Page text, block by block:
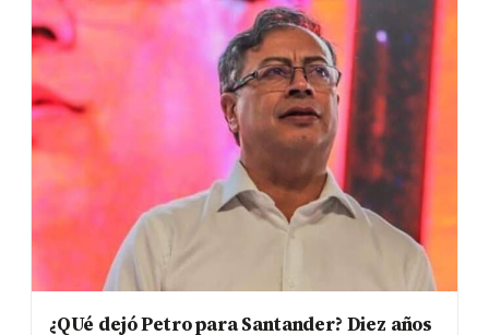
¿QUé dejó Petro para Santander? Diez años